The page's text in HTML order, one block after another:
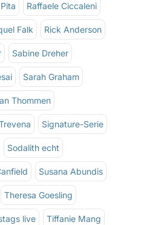
Raffaele Ciccaleni
Falk Rick Anderson
Sabine Dreher
Sarah Graham
Thommen
Signature-Serie
Sodalith echt
Susana Abundis
Theresa Goesling
live Tiffanie Mang